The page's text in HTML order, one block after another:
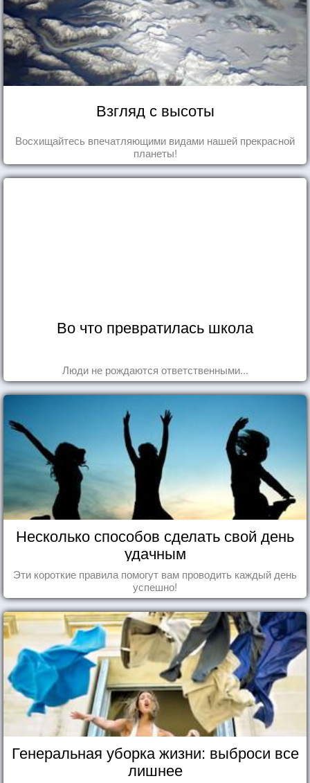
Взгляд с высоты
Восхищайтесь впечатляющими видами нашей прекрасной
планеты!
Во что превратилась школа
Люди не рождаются ответственными...
Несколько способов сделать свой день
удачным
Эти короткие правила помогут вам проводить каждый день
успешно!
Генеральная уборка жизни: выброси все
лишнее